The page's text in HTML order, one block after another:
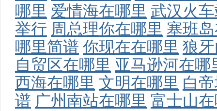
哪里 爱情海在哪里 武汉火
举行 周总理你在哪里 塞班
哪里简谱 你现在在哪里 狼
自贸区在哪里 亚马逊河在哪
西海在哪里 文明在哪里 白
谱 广州南站在哪里 富士山